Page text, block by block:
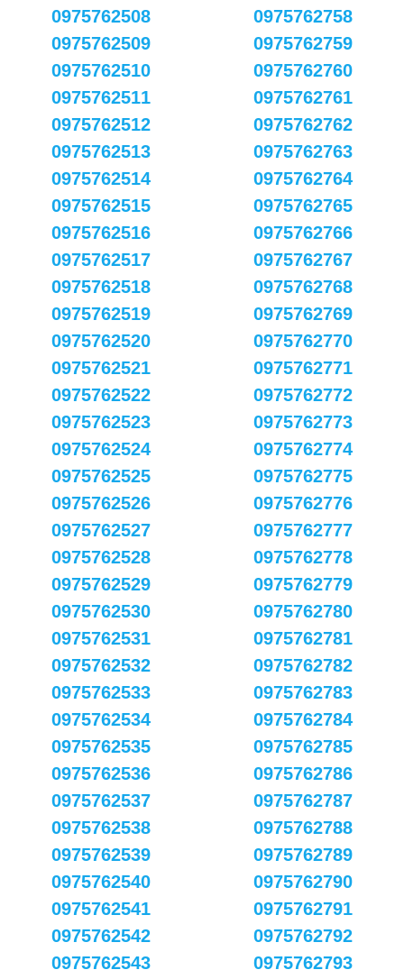
0975762508
0975762509
0975762510
0975762511
0975762512
0975762513
0975762514
0975762515
0975762516
0975762517
0975762518
0975762519
0975762520
0975762521
0975762522
0975762523
0975762524
0975762525
0975762526
0975762527
0975762528
0975762529
0975762530
0975762531
0975762532
0975762533
0975762534
0975762535
0975762536
0975762537
0975762538
0975762539
0975762540
0975762541
0975762542
0975762543
0975762758
0975762759
0975762760
0975762761
0975762762
0975762763
0975762764
0975762765
0975762766
0975762767
0975762768
0975762769
0975762770
0975762771
0975762772
0975762773
0975762774
0975762775
0975762776
0975762777
0975762778
0975762779
0975762780
0975762781
0975762782
0975762783
0975762784
0975762785
0975762786
0975762787
0975762788
0975762789
0975762790
0975762791
0975762792
0975762793